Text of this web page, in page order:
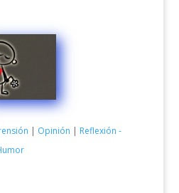
| Opinión | Reflexión -